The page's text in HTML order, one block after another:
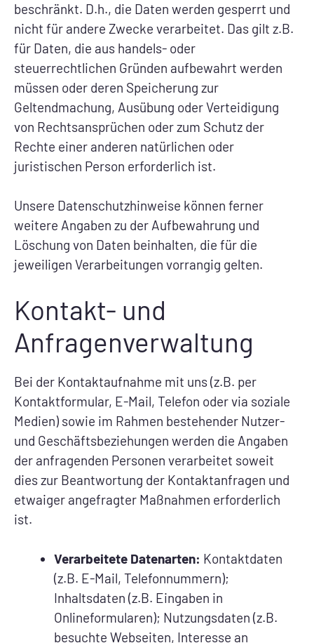
beschränkt. D.h., die Daten werden gesperrt und
nicht für andere Zwecke verarbeitet. Das gilt z.B.
für Daten, die aus handels- oder
steuerrechtlichen Gründen aufbewahrt werden
müssen oder deren Speicherung zur
Geltendmachung, Ausübung oder Verteidigung
von Rechtsansprüchen oder zum Schutz der
Rechte einer anderen natürlichen oder
juristischen Person erforderlich ist.
Unsere Datenschutzhinweise können ferner
weitere Angaben zu der Aufbewahrung und
Löschung von Daten beinhalten, die für die
jeweiligen Verarbeitungen vorrangig gelten.
Kontakt- und
Anfragenverwaltung
Bei der Kontaktaufnahme mit uns (z.B. per
Kontaktformular, E-Mail, Telefon oder via soziale
Medien) sowie im Rahmen bestehender Nutzer-
und Geschäftsbeziehungen werden die Angaben
der anfragenden Personen verarbeitet soweit
dies zur Beantwortung der Kontaktanfragen und
etwaiger angefragter Maßnahmen erforderlich
ist.
Verarbeitete Datenarten: Kontaktdaten
(z.B. E-Mail, Telefonnummern);
Inhaltsdaten (z.B. Eingaben in
Onlineformularen); Nutzungsdaten (z.B.
besuchte Webseiten, Interesse an